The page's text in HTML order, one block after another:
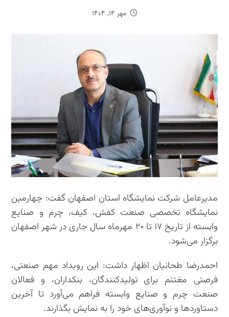
مهر ۱۴, ۱۴۰۴
مدیرعامل شرکت نمایشگاه استان اصفهان گفت: چهارمین
نمایشگاه تخصصی صنعت کفش، کیف، چرم و صنایع
وابسته از تاریخ ۱۷ تا ۲۰ مهرماه سال جاری در شهر اصفهان
برگزار می‌شود.
احمدرضا طحانیان اظهار داشت: این رویداد مهم صنعتی،
فرصتی مغتنم برای تولیدکنندگان، بنکداران، و فعالان
صنعت چرم و صنایع وابسته فراهم می‌آورد تا آخرین
دستاوردها و نوآوری‌های خود را به نمایش بگذارند.